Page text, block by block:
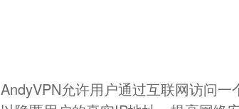
AndyVPN允许用户通过互联网访问